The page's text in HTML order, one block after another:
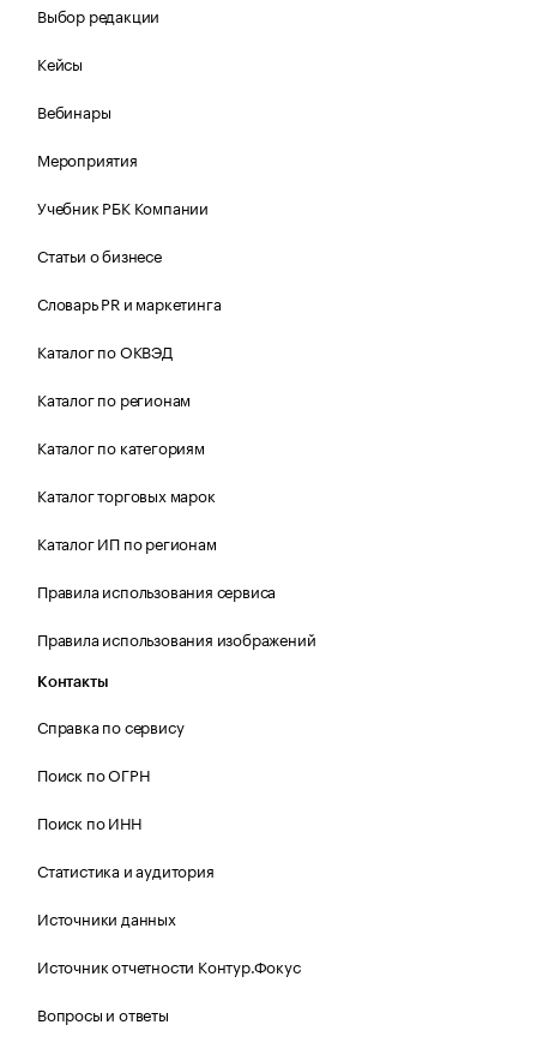
Выбор редакции
Кейсы
Вебинары
Мероприятия
Учебник РБК Компании
Статьи о бизнесе
Словарь PR и маркетинга
Каталог по ОКВЭД
Каталог по регионам
Каталог по категориям
Каталог торговых марок
Каталог ИП по регионам
Правила использования сервиса
Правила использования изображений
Контакты
Справка по сервису
Поиск по ОГРН
Поиск по ИНН
Статистика и аудитория
Источники данных
Источник отчетности Контур.Фокус
Вопросы и ответы